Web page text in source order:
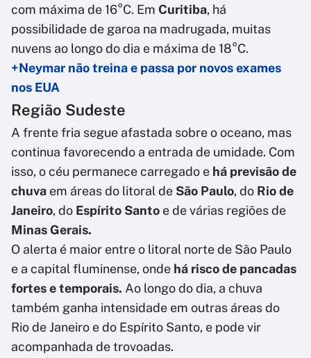
com máxima de 16°C. Em Curitiba, há
possibilidade de garoa na madrugada, muitas
nuvens ao longo do dia e máxima de 18°C.
+Neymar não treina e passa por novos exames
nos EUA
Região Sudeste
A frente fria segue afastada sobre o oceano, mas
continua favorecendo a entrada de umidade. Com
isso, o céu permanece carregado e há previsão de
chuva em áreas do litoral de São Paulo, do Rio de
Janeiro, do Espírito Santo e de várias regiões de
Minas Gerais.
O alerta é maior entre o litoral norte de São Paulo
e a capital fluminense, onde há risco de pancadas
fortes e temporais. Ao longo do dia, a chuva
também ganha intensidade em outras áreas do
Rio de Janeiro e do Espírito Santo, e pode vir
acompanhada de trovoadas.